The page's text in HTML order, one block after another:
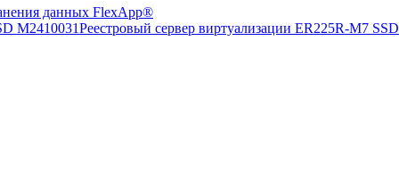
данных FlexApp®
Реестровый сервер виртуализации ER225R-M7